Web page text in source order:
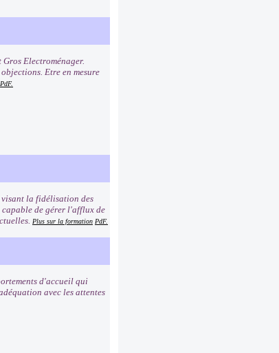
Electroménager.
Etre en mesure
PdF.
visant la fidélisation des
de gérer l'afflux de
Plus sur la formation PdF.
d'accueil qui
avec les attentes